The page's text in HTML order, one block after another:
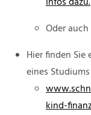
Oder
Hier finden Sie
eines
kind-